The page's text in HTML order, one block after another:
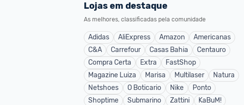
Lojas em destaque
As melhores, classificadas pela comunidade
Adidas AliExpress Amazon
Americanas
C&A
Carrefour Casas Bahia
Centauro
Compra Certa
Extra
FastShop
Magazine Luiza
Marisa Multilaser
Natura
Netshoes
O Boticario Nike
Ponto
Shoptime
Submarino Zattini
KaBuM!